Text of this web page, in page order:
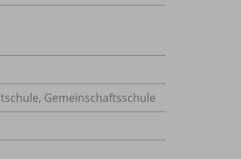
Gemeinschaftsschule